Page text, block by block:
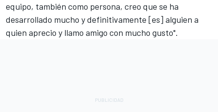
equipo, también como persona, creo que se ha
desarrollado mucho y definitivamente [es] alguien a
quien aprecio y llamo amigo con mucho gusto".